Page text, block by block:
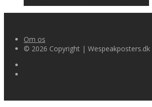
Om os
© 2026 Copyright | Wespeakposters.dk